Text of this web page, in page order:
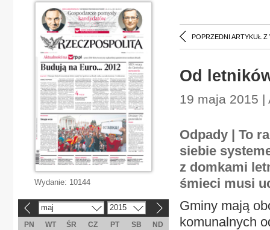
POPRZEDNI ARTYKUŁ Z
Od
19 maja 2015 |
Odpady | To
siebie
z domkami
śmieci musi
Gminy mają
komunalnych
Wydanie: 10144
maj 2015
PN WT ŚR CZ PT SB
ND